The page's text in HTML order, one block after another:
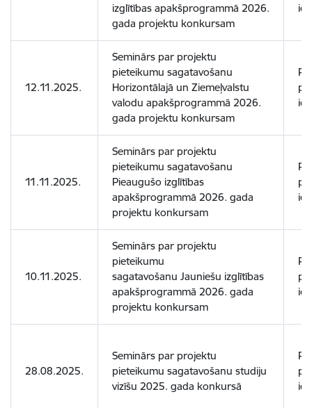
izglītības apakšprogrammā 2026.
gada projektu konkursam
12.11.2025.
Seminārs par projektu
pieteikumu sagatavošanu
Horizontālajā un Ziemeļvalstu
valodu apakšprogrammā 2026.
gada projektu konkursam
11.11.2025.
Seminārs par projektu
pieteikumu sagatavošanu
Pieaugušo izglītības
apakšprogrammā 2026. gada
projektu konkursam
10.11.2025.
Seminārs par projektu
pieteikumu
sagatavošanu Jauniešu izglītības
apakšprogrammā 2026. gada
projektu konkursam
28.08.2025.
Seminārs par projektu
pieteikumu sagatavošanu studiju
vizīšu 2025. gada konkursā